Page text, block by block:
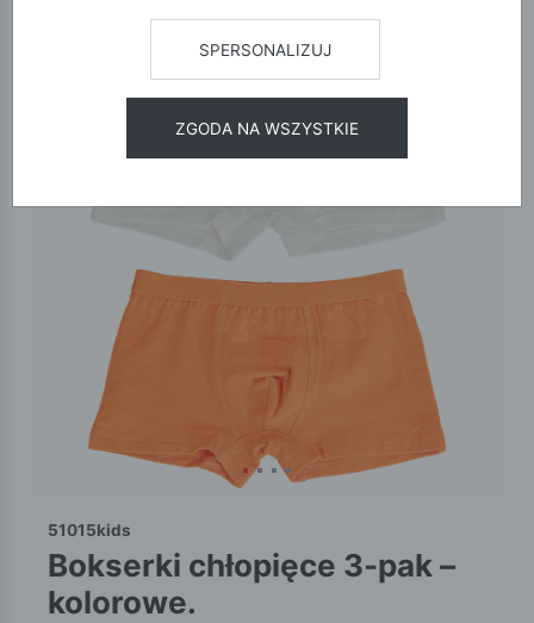
51015kids
bokserki chłopięce 3-pak –
kolorowe.
SPERSONALIZUJ
ZGODA NA WSZYSTKIE